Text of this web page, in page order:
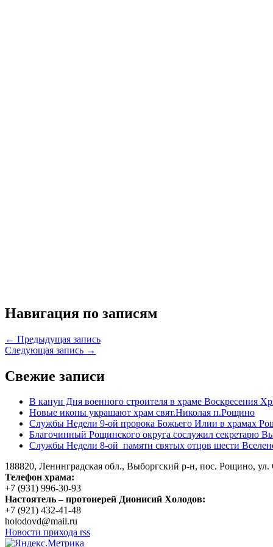
Навигация по записям
← Предыдущая запись
Следующая запись →
Свежие записи
В канун Дня военного строителя в храме Воскресения
Новые иконы украшают храм свят.Николая п.Рощино
Службы Недели 9-ой пророка Божьего Илии в храмах
Благочинный Рощинского округа сослужил секретарю
Службы Недели 8-ой памяти святых отцов шести
188820, Ленинградская обл., Выборгский р-н, пос. Рощино, ул.
Телефон храма:
+7 (931) 996-30-93
Настоятель – протоиерей Дионисий Холодов:
+7 (921) 432-41-48
holodovd@mail.ru
Новости прихода rss